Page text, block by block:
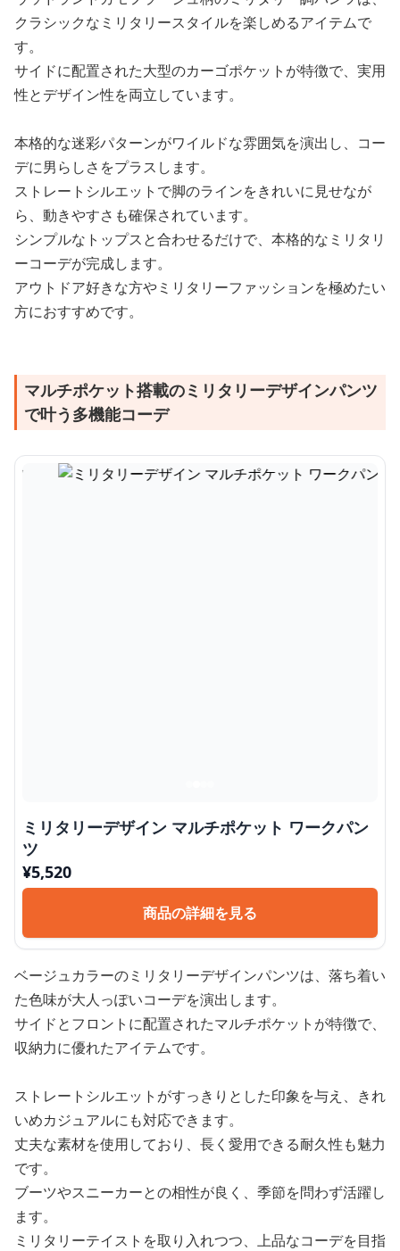
クラシックなミリタリースタイルを楽しめるアイテムで
す。
サイドに配置された大型のカーゴポケットが特徴で、実用
性とデザイン性を両立しています。
本格的な迷彩パターンがワイルドな雰囲気を演出し、コー
デに男らしさをプラスします。
ストレートシルエットで脚のラインをきれいに見せなが
ら、動きやすさも確保されています。
シンプルなトップスと合わせるだけで、本格的なミリタリ
ーコーデが完成します。
アウトドア好きな方やミリタリーファッションを極めたい
方におすすめです。
マルチポケット搭載のミリタリーデザインパンツ
で叶う多機能コーデ
ミリタリーデザイン マルチポケット ワークパン
ツ
¥5,520
商品の詳細を見る
ベージュカラーのミリタリーデザインパンツは、落ち着い
た色味が大人っぽいコーデを演出します。
サイドとフロントに配置されたマルチポケットが特徴で、
収納力に優れたアイテムです。
ストレートシルエットがすっきりとした印象を与え、きれ
いめカジュアルにも対応できます。
丈夫な素材を使用しており、長く愛用できる耐久性も魅力
です。
ブーツやスニーカーとの相性が良く、季節を問わず活躍し
ます。
ミリタリーテイストを取り入れつつ、上品なコーデを目指